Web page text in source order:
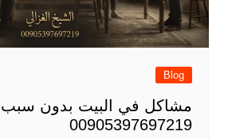
Blog
مشاكل في البيت بدون سبب
00905397697219